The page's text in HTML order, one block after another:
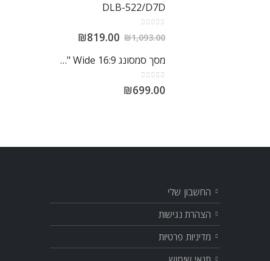
DLB-522/D7D
₪1,093.00
₪819.00
מסך סמסונג S24E650PL 23.6" Wide 16:9
0
out of 5
₪699.00
החשבון שלי
הצהרת נגישות
מדיניות פרטיות